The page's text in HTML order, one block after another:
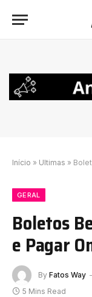
Início » Ultimas »
GERAL
Boletos
e Pagar
By Fatos Way
5 Mins Read